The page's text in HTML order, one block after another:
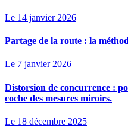
Le 14 janvier 2026
Partage de la route : la
Le 7 janvier 2026
Distorsion de concurrence :
coche des mesures miroirs.
Le 18 décembre 2025